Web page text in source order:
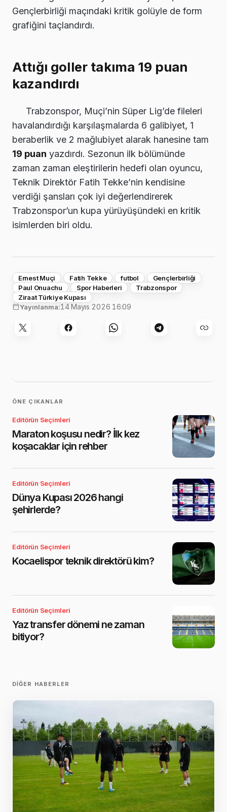
Gençlerbirliği maçındaki kritik golüyle de form
grafiğini taçlandırdı.
Attığı goller takıma 19 puan
kazandırdı
Trabzonspor, Muçi’nin Süper Lig’de fileleri
havalandırdığı karşılaşmalarda 6 galibiyet, 1
beraberlik ve 2 mağlubiyet alarak hanesine tam
19 puan yazdırdı. Sezonun ilk bölümünde
zaman zaman eleştirilerin hedefi olan oyuncu,
Teknik Direktör Fatih Tekke’nin kendisine
verdiği şansları çok iyi değerlendirerek
Trabzonspor’un kupa yürüyüşündeki en kritik
isimlerden biri oldu.
Ernest Muçi Fatih Tekke futbol
Gençlerbirliği
Paul Onuachu
Spor Haberleri
Trabzonspor
Ziraat Türkiye Kupası
Yayınlanma:14 Mayıs 2026 16:09
ÖNE ÇIKANLAR
Editörün Seçimleri
Maraton koşusu nedir? İlk kez
koşacaklar için rehber
Editörün Seçimleri
Dünya Kupası 2026 hangi
şehirlerde?
Editörün Seçimleri
Kocaelispor teknik direktörü kim?
Editörün Seçimleri
Yaz transfer dönemi ne zaman
bitiyor?
DIĞER HABERLER